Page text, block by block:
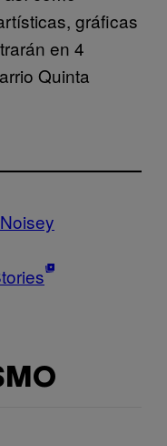
gráficas
en 4
Quinta
Noisey